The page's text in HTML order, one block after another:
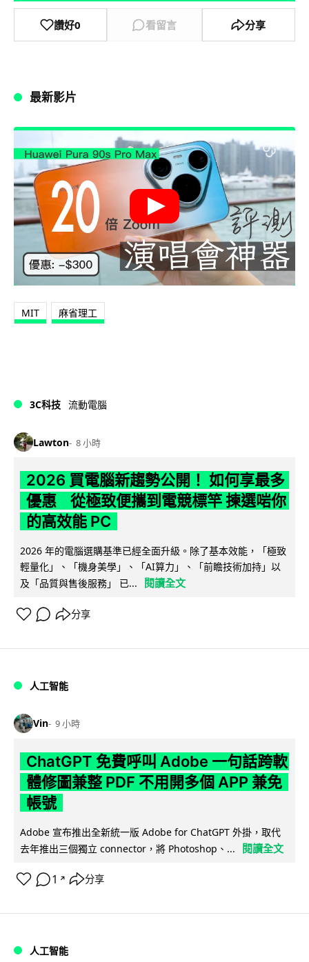
讚好0 看留言 分享
最新影片
MIT 麻省理工
3C科技 流動電腦
Lawton 8 小時
2026 買電腦新趨勢公開！ 如何享最多
優惠 從極致便攜到電競標竿 揀選啱你
的高效能 PC
2026 年的電腦選購基準已經全面升級。除了基本效能，「極致
輕量化」、「機身美學」、「AI算力」、「前瞻技術加持」以
及「品質與售後服務」 已...
閱讀全文
分享
人工智能
Vin 9 小時
ChatGPT 免費呼叫 Adobe 一句話跨軟
體修圖兼整 PDF 不用開多個 APP 兼免
帳號
Adobe 宣布推出全新統一版 Adobe for ChatGPT 外掛，取代
去年推出三個獨立 connector，將 Photoshop、...
閱讀全文
1 ↗ 分享
人工智能